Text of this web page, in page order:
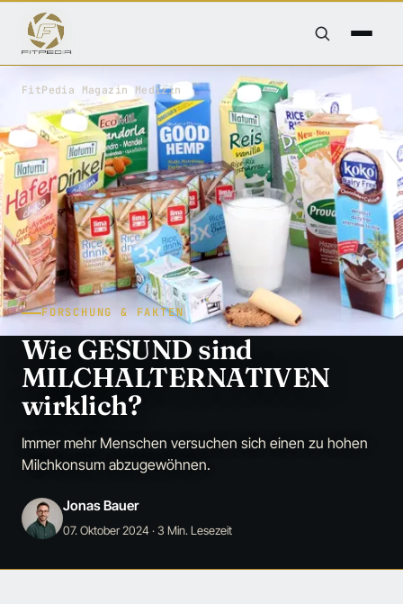
FitPedia Magazin Medizin
FORSCHUNG & FAKTEN
Wie GESUND sind
MILCHALTERNATIVEN
wirklich?
Immer mehr Menschen versuchen sich einen zu hohen
Milchkonsum abzugewöhnen.
Jonas Bauer
07. Oktober 2024· 3 Min. Lesezeit